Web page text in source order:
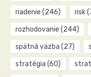
riadenie (246) risk
rozhodovanie (244)
spätná väzba (27)
stratégia (60)